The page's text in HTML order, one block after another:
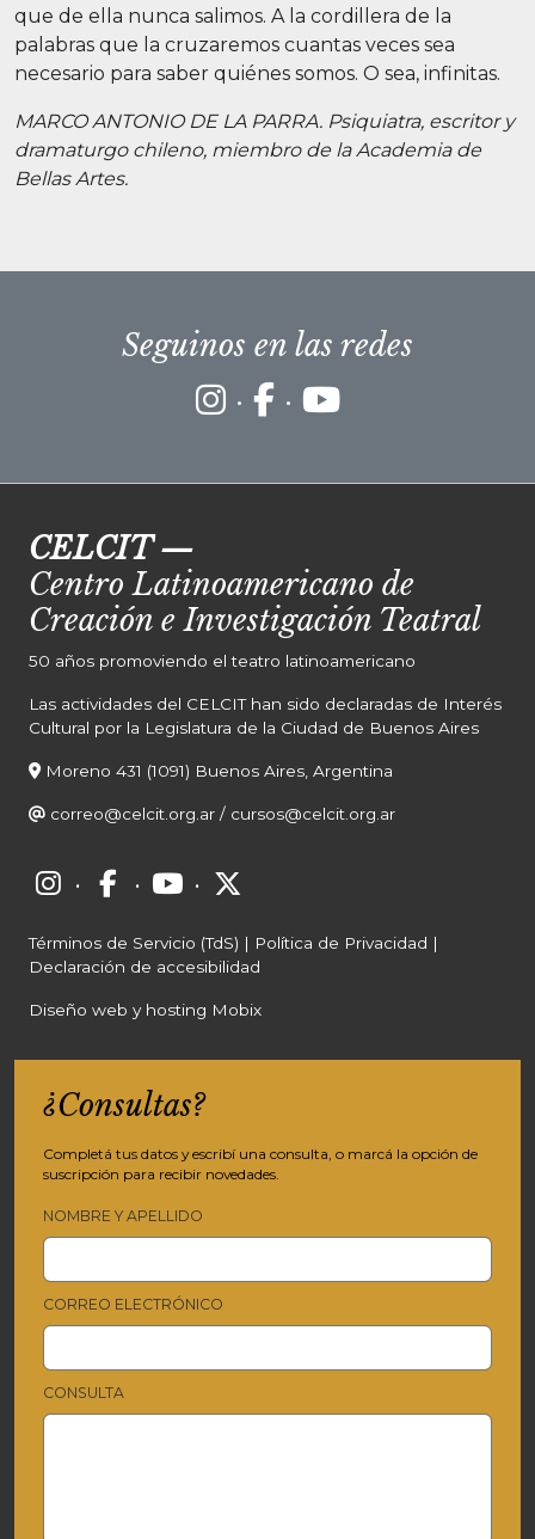
que de ella nunca salimos. A la cordillera de la
palabras que la cruzaremos cuantas veces sea
necesario para saber quiénes somos. O sea, infinitas.
MARCO ANTONIO DE LA PARRA. Psiquiatra, escritor y
dramaturgo chileno, miembro de la Academia de
Bellas Artes.
Seguinos en las redes
· ·
CELCIT—
Centro Latinoamericano de
Creación e Investigación Teatral
50 años promoviendo el teatro latinoamericano
Las actividades del CELCIT han sido declaradas de Interés
Cultural por la Legislatura de la Ciudad de Buenos Aires
Moreno 431 (1091) Buenos Aires, Argentina
correo@celcit.org.ar / cursos@celcit.org.ar
· · ·
Términos de Servicio (TdS) | Política de Privacidad |
Declaración de accesibilidad
Diseño web y hosting Mobix
¿Consultas?
Completá tus datos y escribí una consulta, o marcá la opción de
suscripción para recibir novedades.
NOMBRE Y APELLIDO
CORREO ELECTRÓNICO
CONSULTA